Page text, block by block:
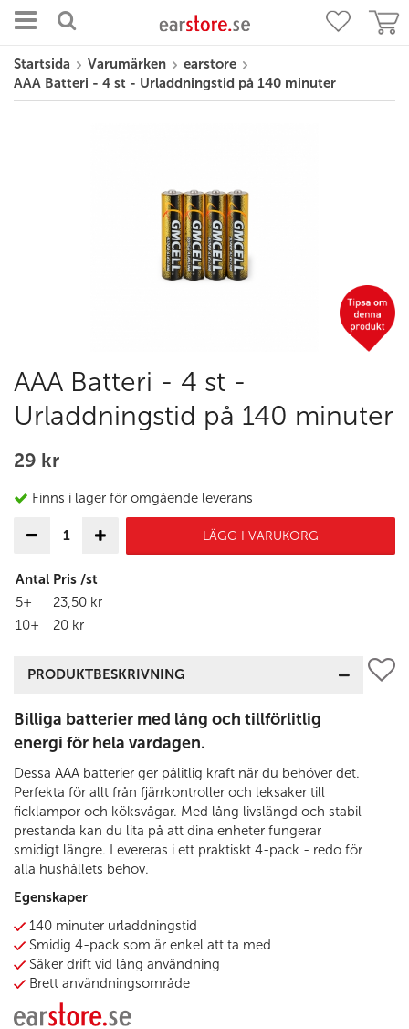
Startsida Varumärken
earstore
AAA Batteri - 4 st - Urladdningstid på 140 minuter
AAA Batteri - 4 st -
Urladdningstid på 140 minuter
29 kr
Finns i lager för omgående leverans
LÄGG I VARUKORG
Antal Pris /st
5+
23,50 kr
10+
20 kr
PRODUKTBESKRIVNING
Billiga batterier med lång och tillförlitlig
energi för hela vardagen.
Dessa AAA batterier ger pålitlig kraft när du behöver det.
Perfekta för allt från fjärrkontroller och leksaker till
ficklampor och köksvågar. Med lång livslängd och stabil
prestanda kan du lita på att dina enheter fungerar
smidigt längre. Levereras i ett praktiskt 4-pack - redo för
alla hushållets behov.
Egenskaper
140 minuter urladdningstid
Smidig 4-pack som är enkel att ta med
Säker drift vid lång användning
Brett användningsområde